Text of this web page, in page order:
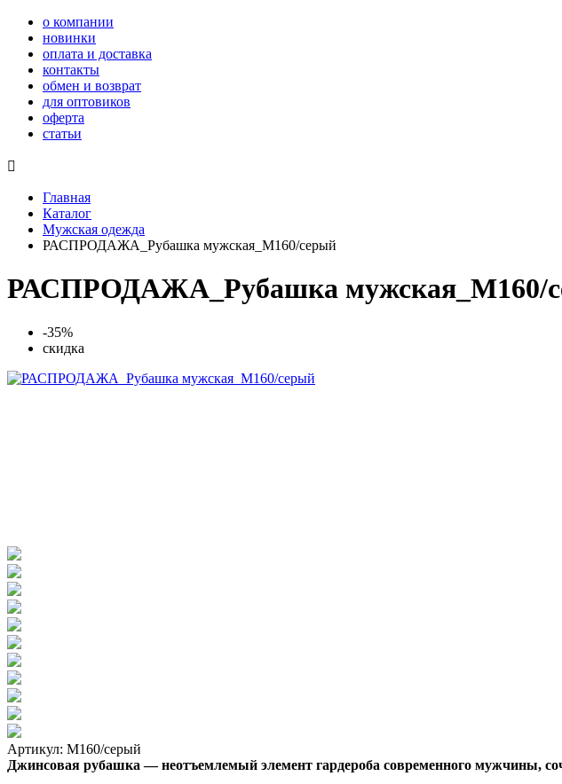
о компании
новинки
оплата и доставка
контакты
обмен и возврат
для оптовиков
оферта
статьи

Главная
Каталог
Мужская одежда
РАСПРОДАЖА_Рубашка мужская_М160/серый
РАСПРОДАЖА_Рубашка мужская_М160/
-35%
скидка
Артикул: М160/серый
Джинсовая рубашка — неотъемлемый элемент гардероба современного мужчины,